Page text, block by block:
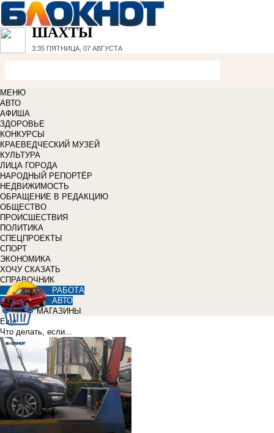
ШАХТЫ
3:35 ПЯТНИЦА, 07 АВГУСТА
МЕНЮ
АВТО
АФИША
ЗДОРОВЬЕ
КОНКУРСЫ
КРАЕВЕДЧЕСКИЙ МУЗЕЙ
КУЛЬТУРА
ЛИЦА ГОРОДА
НАРОДНЫЙ РЕПОРТЁР
НЕДВИЖИМОСТЬ
ОБРАЩЕНИЕ В РЕДАКЦИЮ
ОБЩЕСТВО
ПРОИСШЕСТВИЯ
ПОЛИТИКА
СПЕЦПРОЕКТЫ
СПОРТ
ЭКОНОМИКА
ХОЧУ СКАЗАТЬ
СПРАВОЧНИК
РАБОТА
АВТО
МАГАЗИНЫ
Еще
Что делать, если...